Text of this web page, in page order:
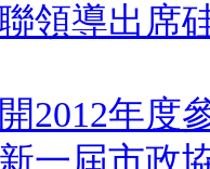
領導出席
2012年度